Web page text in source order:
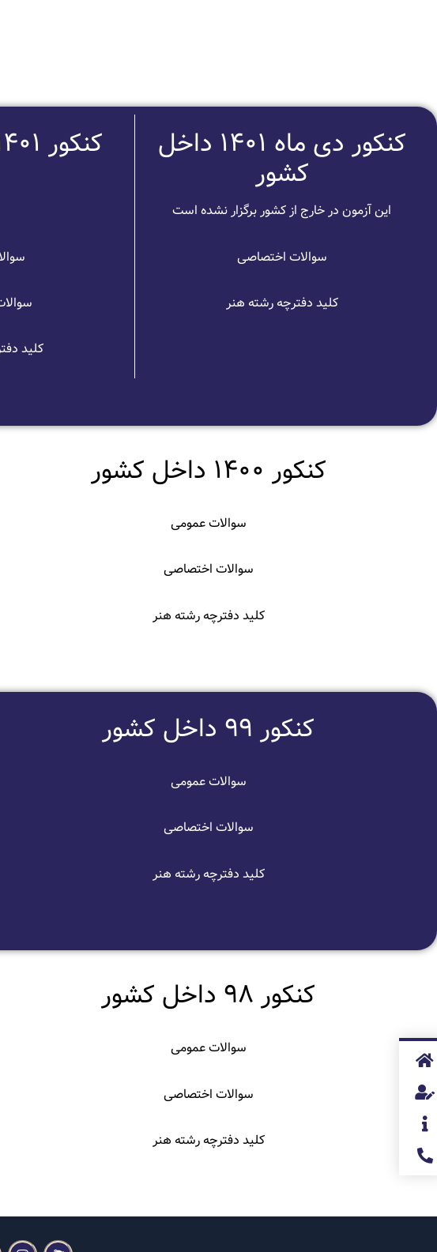
کنکور دی ماه 1401 داخل
کشور
این آزمون در خارج از کشور برگزار نشده است
کنکور 1401 داخل کشور
سوالات اختصاصی
کلید دفترچه رشته هنر
کلید
کنکور 1400 داخل کشور
سوالات عمومی
سوالات اختصاصی
کلید دفترچه رشته هنر
کنکور 99 داخل کشور
سوالات عمومی
سوالات اختصاصی
کلید دفترچه رشته هنر
کنکور 98 داخل کشور
سوالات عمومی
سوالات اختصاصی
کلید دفترچه رشته هنر